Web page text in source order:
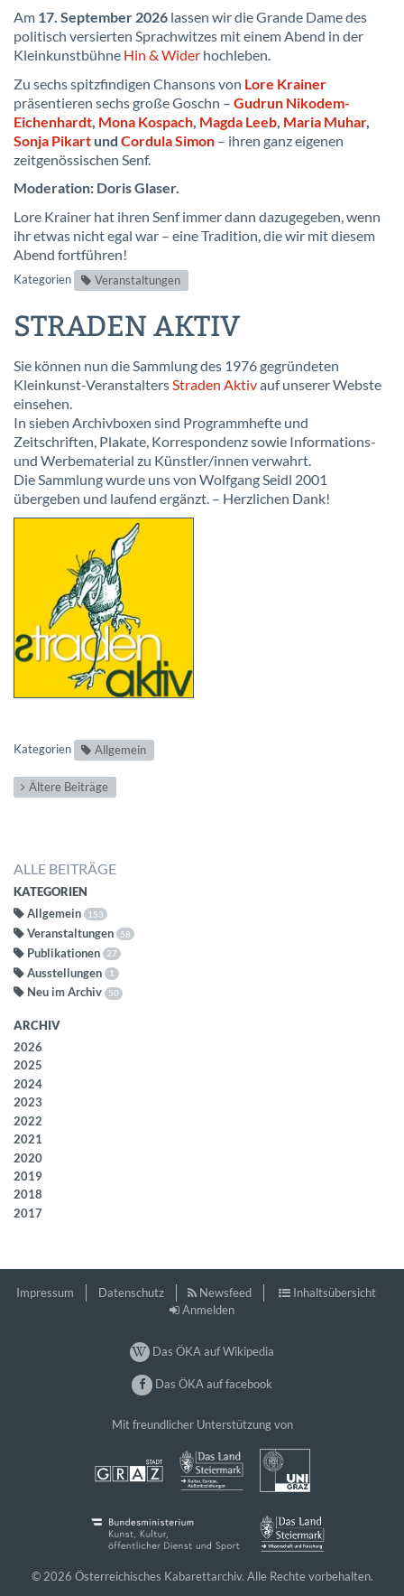
Am 17. September 2026 lassen wir die Grande Dame des
politisch versierten Sprachwitzes mit einem Abend in der
Kleinkunstbühne Hin & Wider hochleben.
Zu sechs spitzfindigen Chansons von Lore Krainer
präsentieren sechs große Goschn – Gudrun Nikodem-
Eichenhardt, Mona Kospach, Magda Leeb, Maria Muhar,
Sonja Pikart und Cordula Simon – ihren ganz eigenen
zeitgenössischen Senf.
Moderation: Doris Glaser.
Lore Krainer hat ihren Senf immer dann dazugegeben, wenn
ihr etwas nicht egal war – eine Tradition, die wir mit diesem
Abend fortführen!
Kategorien Veranstaltungen
STRADEN AKTIV
Sie können nun die Sammlung des 1976 gegründeten
Kleinkunst-VeranstaltersStraden Aktivauf unserer Webste
einsehen.
In sieben Archivboxen sind Programmhefte und
Zeitschriften, Plakate, Korrespondenz sowie Informations-
und Werbematerial zu Künstler/innen verwahrt.
Die Sammlung wurde uns von Wolfgang Seidl 2001
übergeben und laufend ergänzt. – Herzlichen Dank!
Kategorien Allgemein
Ältere Beiträge
ALLE BEITRÄGE
KATEGORIEN
Allgemein 153
Veranstaltungen 58
Publikationen 27
Ausstellungen 1
Neu im Archiv 50
ARCHIV
2026
2025
2024
2023
2022
2021
2020
2019
2018
2017
Impressum Datenschutz Newsfeed
Inhaltsübersicht
Anmelden
Das ÖKA auf Wikipedia
Das ÖKA auf facebook
Mit freundlicher Unterstützung von
© 2026 Österreichisches Kabarettarchiv. Alle Rechte vorbehalten.